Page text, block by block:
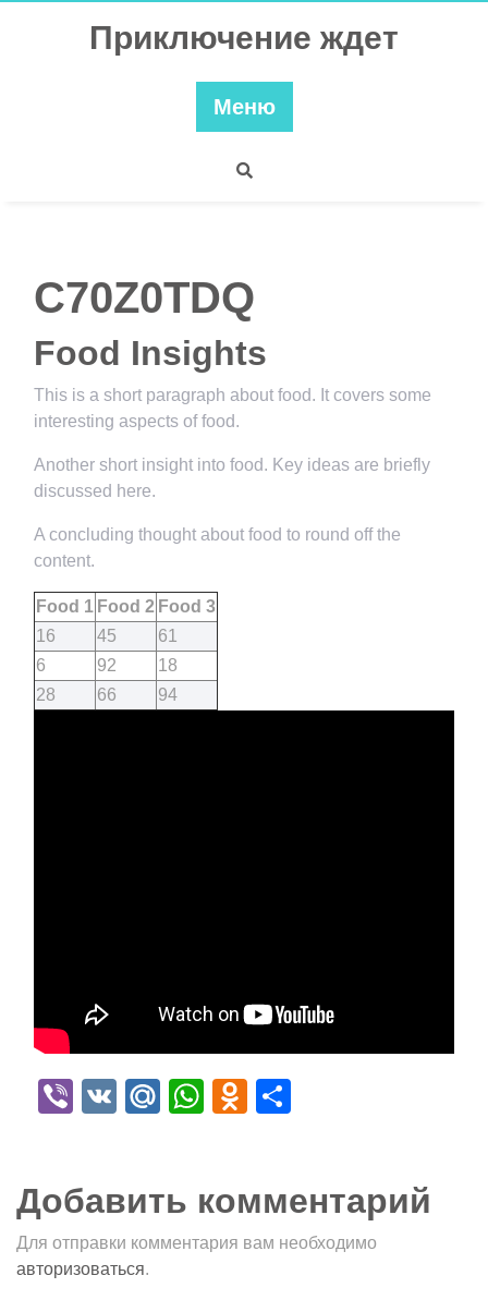
Приключение ждет
Меню
C70Z0TDQ
Food Insights
This is a short paragraph about food. It covers some
interesting aspects of food.
Another short insight into food. Key ideas are briefly
discussed here.
A concluding thought about food to round off the
content.
Food 1 Food 2 Food 3
16
45
61
6
92
18
28
66 94
Viber
VK Mail.Ru
WhatsApp
Odnoklassniki
Добавить комментарий
Для отправки комментария вам необходимо
авторизоваться.